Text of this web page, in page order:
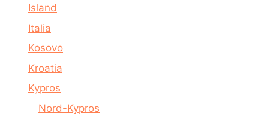
Island
Italia
Kosovo
Kroatia
Kypros
Nord-Kypros